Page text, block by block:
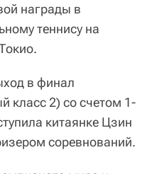
награды в
теннису на
в финал
класс 2) со счетом 1-
китаянке Цзин
соревнований.